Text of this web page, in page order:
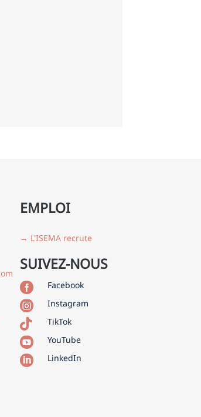
EMPLOI
→ L'ISEMA recrute
SUIVEZ-NOUS
 Facebook
 Instagram
 TikTok
 YouTube
 LinkedIn